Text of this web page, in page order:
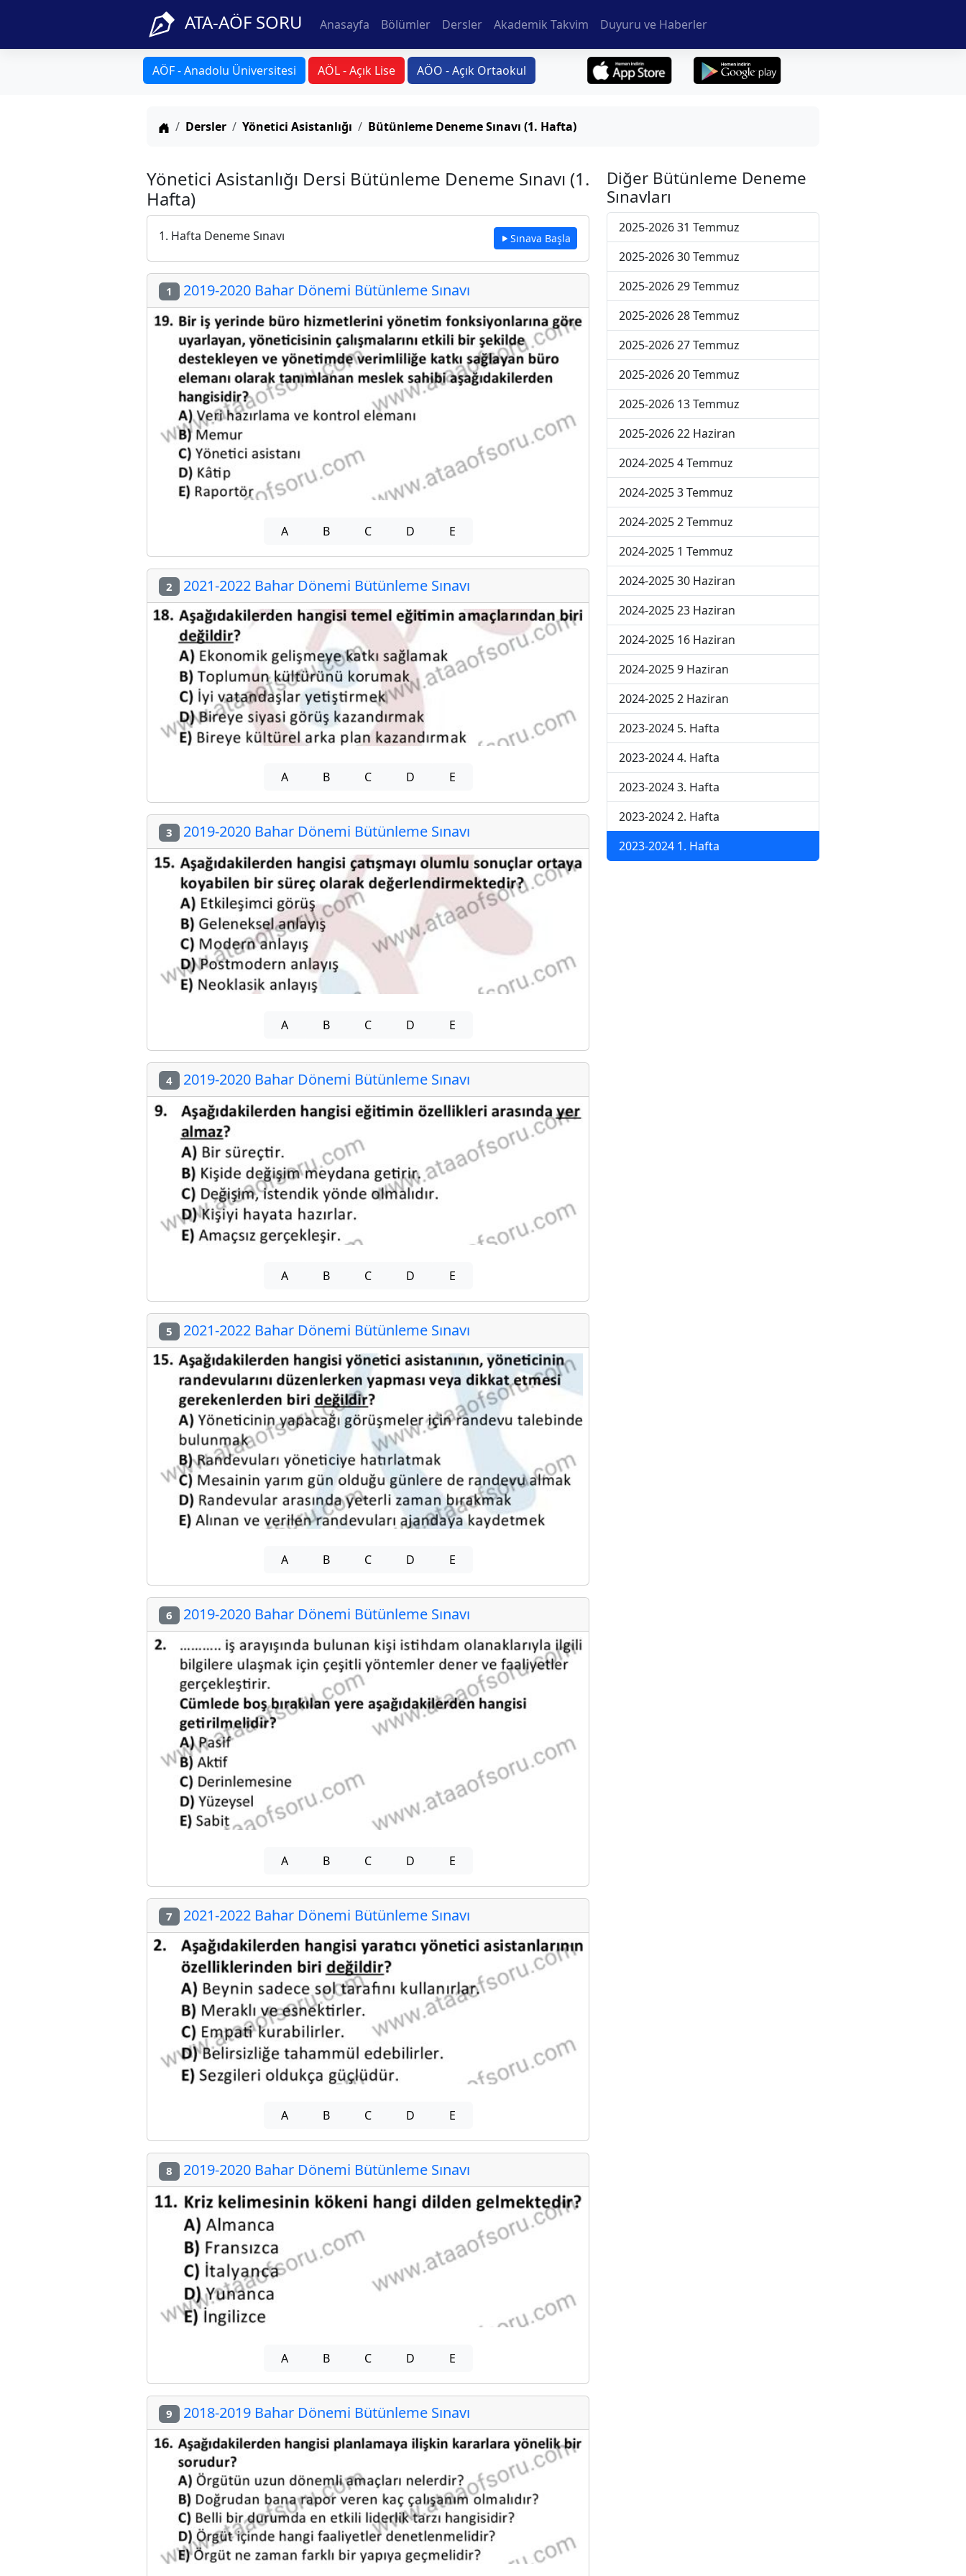
ATA-AÖF SORU Anasayfa Bölümler Dersler Akademik Takvim Duyuru ve Haberler
AÖF - Anadolu Üniversitesi AÖL - Açık Lise AÖO - Açık Ortaokul
Anasayfa
Dersler Yönetici Asistanlığı Bütünleme Deneme Sınavı (1. Hafta)
Yönetici Asistanlığı Dersi Bütünleme Deneme Sınavı (1.
Hafta)
1. Hafta Deneme Sınavı Sınava Başla
1 2019-2020 Bahar Dönemi Bütünleme Sınavı
A B C D E
2 2021-2022 Bahar Dönemi Bütünleme Sınavı
A B C D E
3 2019-2020 Bahar Dönemi Bütünleme Sınavı
A B C D E
4 2019-2020 Bahar Dönemi Bütünleme Sınavı
A B C D E
5 2021-2022 Bahar Dönemi Bütünleme Sınavı
A B C D E
6 2019-2020 Bahar Dönemi Bütünleme Sınavı
A B C D E
7 2021-2022 Bahar Dönemi Bütünleme Sınavı
A B C D E
8 2019-2020 Bahar Dönemi Bütünleme Sınavı
A B C D E
9 2018-2019 Bahar Dönemi Bütünleme Sınavı
Diğer Bütünleme Deneme
Sınavları
2025-2026 31 Temmuz
2025-2026 30 Temmuz
2025-2026 29 Temmuz
2025-2026 28 Temmuz
2025-2026 27 Temmuz
2025-2026 20 Temmuz
2025-2026 13 Temmuz
2025-2026 22 Haziran
2024-2025 4 Temmuz
2024-2025 3 Temmuz
2024-2025 2 Temmuz
2024-2025 1 Temmuz
2024-2025 30 Haziran
2024-2025 23 Haziran
2024-2025 16 Haziran
2024-2025 9 Haziran
2024-2025 2 Haziran
2023-2024 5. Hafta
2023-2024 4. Hafta
2023-2024 3. Hafta
2023-2024 2. Hafta
2023-2024 1. Hafta